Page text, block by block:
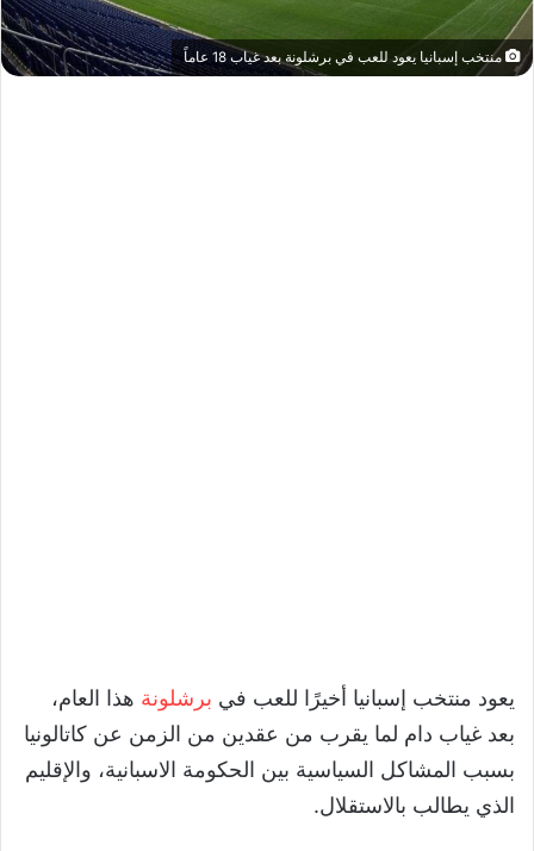
منتخب إسبانيا يعود للعب في برشلونة بعد غياب 18 عاماً
يعود منتخب إسبانيا أخيرًا للعب في برشلونة هذا العام،
بعد غياب دام لما يقرب من عقدين من الزمن عن كاتالونيا
بسبب المشاكل السياسية بين الحكومة الاسبانية، والإقليم
الذي يطالب بالاستقلال.